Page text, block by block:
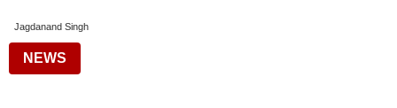
Jagdanand Singh
NEWS